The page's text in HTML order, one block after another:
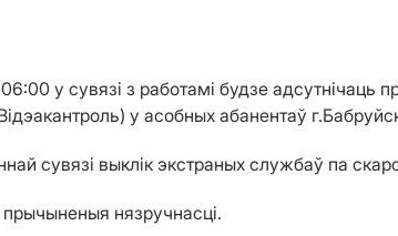
у сувязі з работамі будзе адсутнічаць
у асобных абанентаў
сувязі выклік экстраных службаў па
нязручнасці.